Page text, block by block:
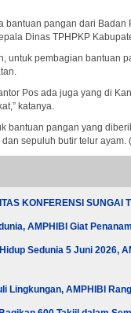
bantuan pangan dari
Dinas TPHPKP
untuk pembagian bantuan
Pos ada juga yang di
katanya.
bantuan pangan yang
sepuluh butir telur ayam.
KONFERENSI SUNGAI
AMPHIBI Giat
Sedunia 5 Juni 2026,
Lingkungan, AMPHIBI